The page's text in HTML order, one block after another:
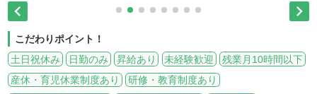
 
こだわりポイント！
土日祝休み
日勤のみ 昇給あり 未経験歓迎
残業月10時間以下
産休・育児休業制度あり
研修・教育制度あり